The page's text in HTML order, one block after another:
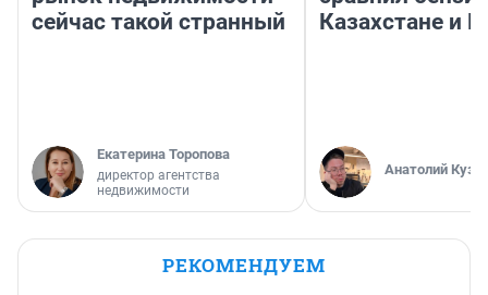
сейчас такой странный
Екатерина Торопова
директор агентства
недвижимости
Казахстане и
Анатолий
РЕКОМЕНДУЕМ